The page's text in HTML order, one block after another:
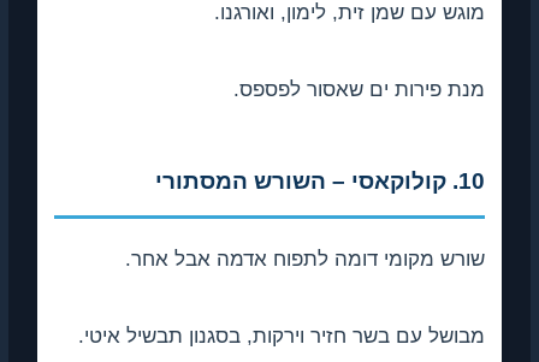
מוגש עם שמן זית, לימון, ואורגנו.
מנת פירות ים שאסור לפספס.
10. קולוקאסי – השורש המסתורי
שורש מקומי דומה לתפוח אדמה אבל אחר.
מבושל עם בשר חזיר וירקות, בסגנון תבשיל איטי.